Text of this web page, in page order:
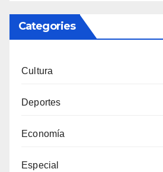
Categories
Cultura
Deportes
Economía
Especial